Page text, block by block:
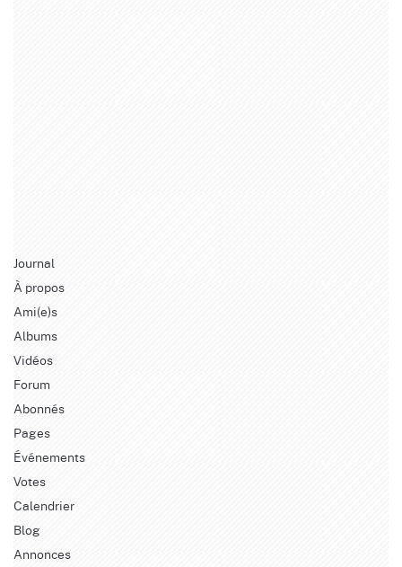
Journal
À propos
Ami(e)s
Albums
Vidéos
Forum
Abonnés
Pages
Événements
Votes
Calendrier
Blog
Annonces